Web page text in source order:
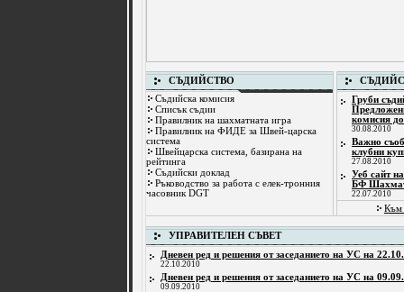
СЪДИЙСТВО
Съдийска комисия
Списък съдии
Правилник на шахматната игра
Правилник на ФИДЕ за Швей-царска
система
Швейцарска система, базирана на
рейтинга
Съдийски доклад
Ръководство за работа с елек-тронния
часовник DGT
Груби
комисия
30.08.2010
Важно
клубни
27.08.2010
Уеб сайт
БФ
22.07.2010
Към
УПРАВИТЕЛЕН СЪВЕТ
Дневен ред и решения от заседанието на УС на
22.10.2010
Дневен ред и решения от заседанието на УС на
09.09.2010